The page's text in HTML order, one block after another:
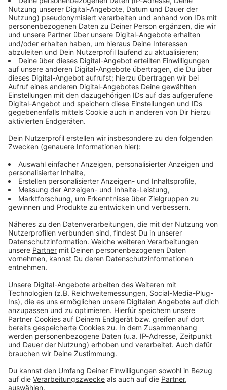
Immer auf dem Laufenden
bleiben!
Verpass' nichts mehr - mit unserem kostenlosen
ANTENNE BAYERN Newsletter. Ob Nachrichten,
Lifestyle oder unsere neuesten Aktionen - wir
informieren dich.
Zum Newsletter anmelden
Du möchtest uns etwas sagen?
Kontaktformular
Sprachnachricht
© dpa-infocom, dpa:260609-930-198139/2